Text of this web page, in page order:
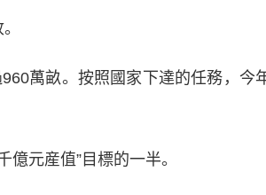
萬畝。按照國家下達的任務，今
元産值”目標的一半。